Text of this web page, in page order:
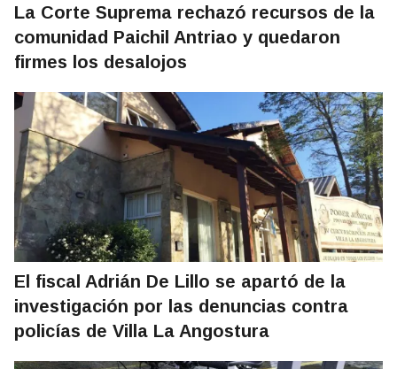
La Corte Suprema rechazó recursos de la
comunidad Paichil Antriao y quedaron
firmes los desalojos
El fiscal Adrián De Lillo se apartó de la
investigación por las denuncias contra
policías de Villa La Angostura